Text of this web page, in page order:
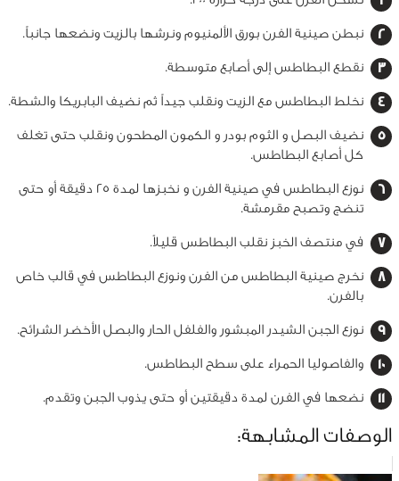
نبطن صينية الفرن بورق الألمنيوم ونرشها بالزيت ونضعها جانباً.
نقطع البطاطس إلى أصابع متوسطة.
نخلط البطاطس مع الزيت ونقلب جيداً ثم نضيف البابريكا والشطة.
نضيف البصل و الثوم بودر و الكمون المطحون ونقلب حتى تغلف
كل أصابع البطاطس.
نوزع البطاطس في صينية الفرن و نخبزها لمدة 25 دقيقة أو حتى
تنضج وتصبح مقرمشة.
في منتصف الخبز نقلب البطاطس قليلاً.
نخرج صينية البطاطس من الفرن ونوزع البطاطس في قالب خاص
بالفرن.
نوزع الجبن الشيدر المبشور والفلفل الحار والبصل الأخضر الشرائح.
والفاصوليا الحمراء على سطح البطاطس.
نضعها في الفرن لمدة دقيقتين أو حتى يذوب الجبن وتقدم.
الوصفات المشابهة: